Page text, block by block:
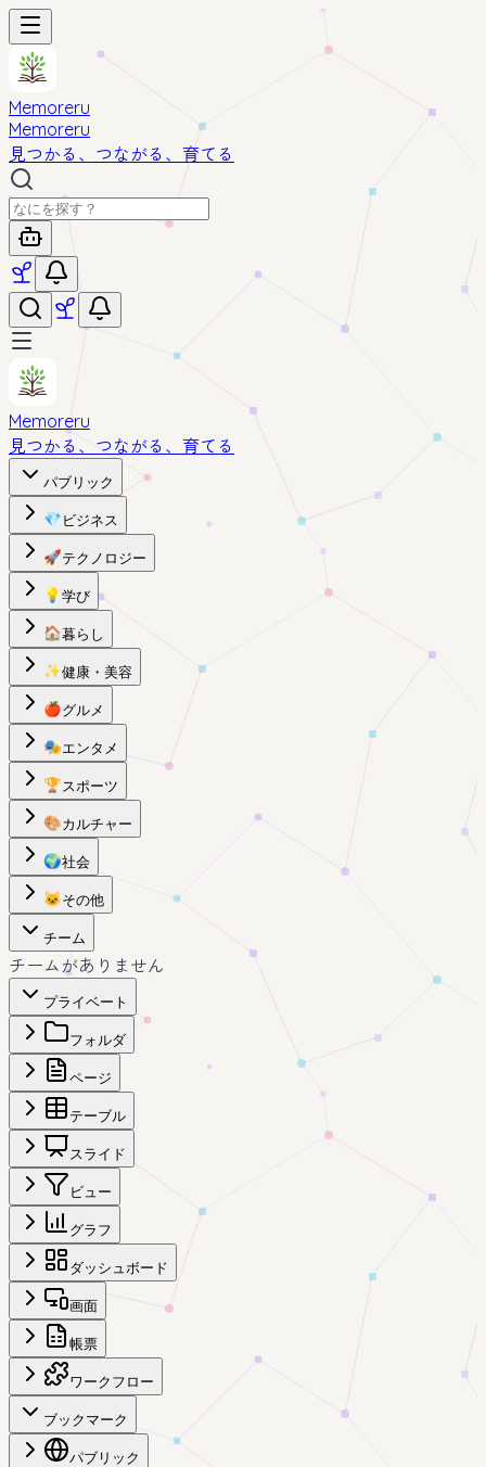
Memoreru
Memoreru
見つかる、つながる、育てる
Memoreru
見つかる、つながる、育てる
パブリック
💎 ビジネス
🚀テクノロジー
💡 学び
🏠暮らし
✨健康・美容
🍎グルメ
🎭エンタメ
🏆スポーツ
🎨カルチャー
🌍社会
🐱 その他
チーム
チームがありません
プライベート
フォルダ
ページ
テーブル
スライド
ビュー
グラフ
ダッシュボード
画面
帳票
ワークフロー
ブックマーク
パブリック